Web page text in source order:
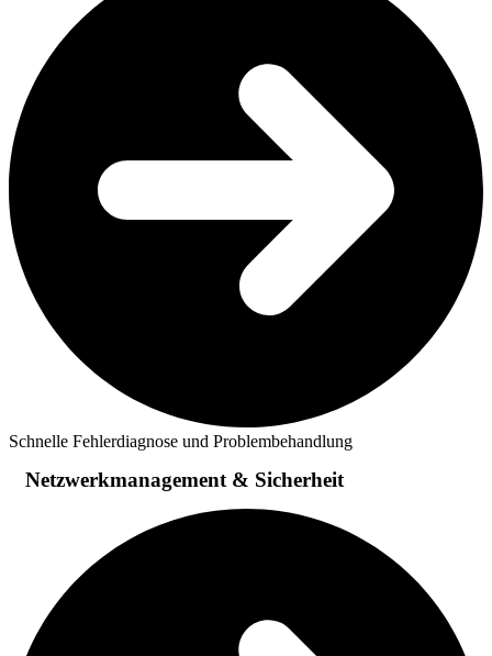
Schnelle Fehlerdiagnose und Problembehandlung
Netzwerkmanagement & Sicherheit